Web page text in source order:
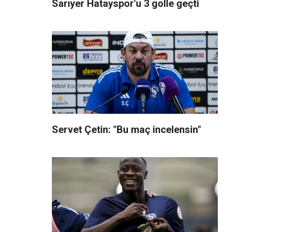
Sarıyer Hatayspor'u 3 golle geçti
Servet Çetin: "Bu maç incelensin"